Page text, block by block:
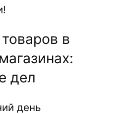
в
дел
день